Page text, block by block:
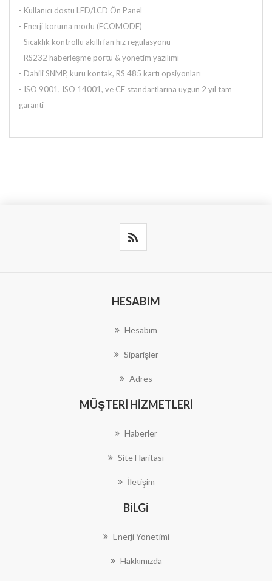
- Kullanıcı dostu LED/LCD Ön Panel
- Enerji koruma modu (ECOMODE)
- Sıcaklık kontrollü akıllı fan hız regülasyonu
- RS232 haberleşme portu & yönetim yazılımı
- Dahili SNMP, kuru kontak, RS 485 kartı opsiyonları
- ISO 9001, ISO 14001, ve CE standartlarına uygun 2 yıl tam
garanti
HESABIM
Hesabım
Siparişler
Adres
MÜŞTERI HIZMETLERI
Haberler
Site Haritası
İletişim
BILGI
Enerji Yönetimi
Hakkımızda